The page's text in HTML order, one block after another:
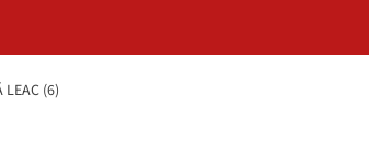
LEAC (6)